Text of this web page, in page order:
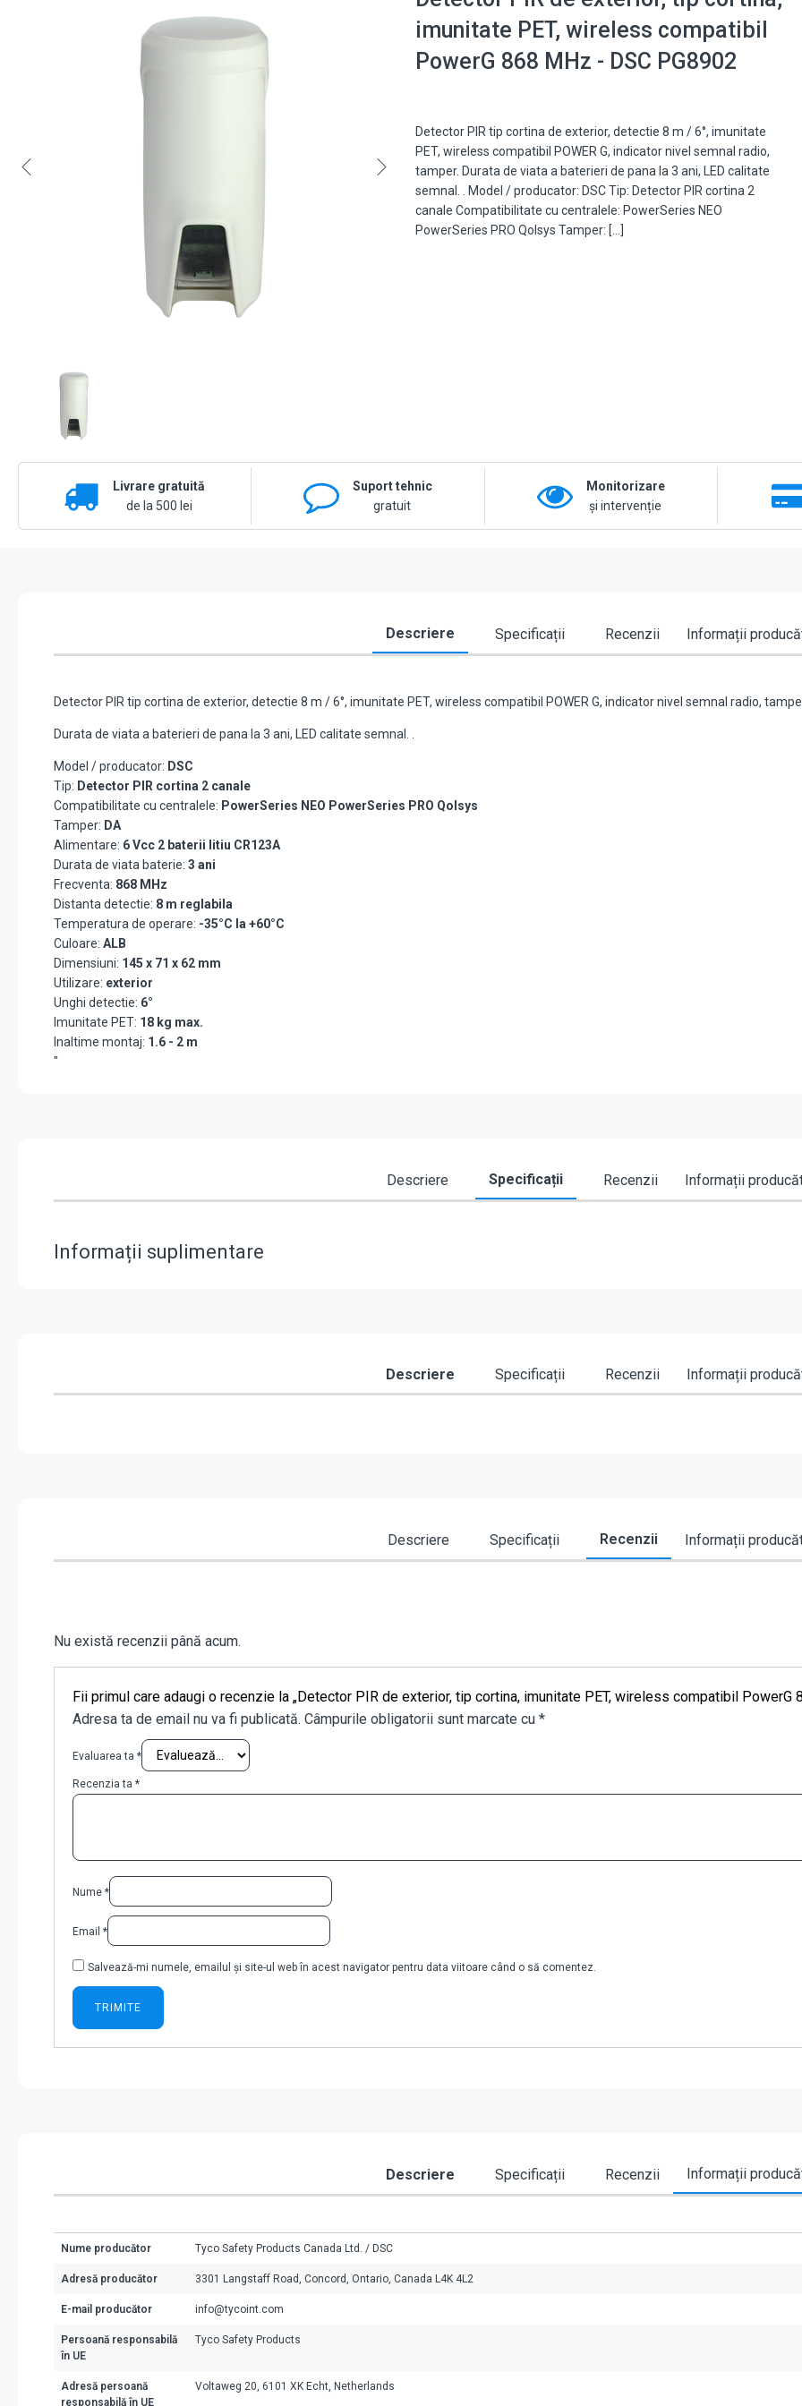
imunitate PET, wireless compatibil
PowerG 868 MHz - DSC PG8902
Detector PIR tip cortina de exterior, detectie 8 m / 6°, imunitate
PET, wireless compatibil POWER G, indicator nivel semnal radio,
tamper. Durata de viata a baterieri de pana la 3 ani, LED calitate
semnal. . Model / producator: DSC Tip: Detector PIR cortina 2
canale Compatibilitate cu centralele: PowerSeries NEO
PowerSeries PRO Qolsys Tamper: […]
Livrare gratuită
de la 500 lei
Suport tehnic
gratuit
Monitorizare
și intervenție
Descriere Specificații Recenzii Informații
Detector PIR tip cortina de exterior, detectie 8 m / 6°, imunitate PET, wireless compatibil POWER G, indicator nivel semnal radio,
Durata de viata a baterieri de pana la 3 ani, LED calitate semnal. .
Model / producator: DSC
Tip: Detector PIR cortina 2 canale
Compatibilitate cu centralele: PowerSeries NEO PowerSeries PRO Qolsys
Tamper: DA
Alimentare: 6 Vcc 2 baterii litiu CR123A
Durata de viata baterie: 3 ani
Frecventa: 868 MHz
Distanta detectie: 8 m reglabila
Temperatura de operare: -35°C la +60°C
Culoare: ALB
Dimensiuni: 145 x 71 x 62 mm
Utilizare: exterior
Unghi detectie: 6°
Imunitate PET: 18 kg max.
Inaltime montaj: 1.6 - 2 m
"
Descriere Specificații Recenzii Informații
Informații suplimentare
Descriere Specificații Recenzii Informații
Descriere Specificații Recenzii Informații
Nu există recenzii până acum.
Fii primul care adaugi o recenzie la „Detector PIR de exterior, tip cortina, imunitate PET, wireless compatibil PowerG
Adresa ta de email nu va fi publicată. Câmpurile obligatorii sunt marcate cu *
Evaluarea ta *
Recenzia ta *
Nume *
Email *
Salvează-mi numele, emailul și site-ul web în acest navigator pentru data viitoare când o să comentez.
Descriere Specificații Recenzii Informații
Nume producător Tyco Safety Products Canada Ltd. / DSC
Adresă producător 3301 Langstaff Road, Concord, Ontario, Canada L4K 4L2
E-mail producător info@tycoint.com
Persoană responsabilă
în UE
Tyco Safety Products
Adresă persoană
responsabilă în UE
Voltaweg 20, 6101 XK Echt, Netherlands